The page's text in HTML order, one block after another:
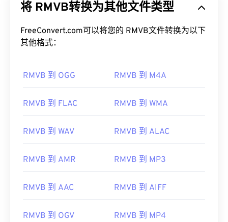
缩，这意味着它会根据多媒体内容片段的压缩难易程
如何打开 RMVB 文件？
统中播放 RMVB 文件。由于RealNetworks
认播放平台。它可以免费
下载，并且易于使用。它支
其他可以打开 RMVB 文件的软件包括VLC 媒体播放
是专有格式，相对不常见；主要用于本地播放文件，
开发者： RealNetworks
有用的链接：
将 RMVB转换为其他文件类型
FreeConvert.com可以将您的 RMVB文件转换为以下
其他格式：
RMVB 到 OGG RMVB 到 M4A
RMVB 到 FLAC RMVB 到 WMA
RMVB 到 WAV RMVB 到 ALAC
RMVB 到 AMR RMVB 到 MP3
RMVB 到 AAC RMVB 到 AIFF
RMVB 到 OGV RMVB 到 MP4